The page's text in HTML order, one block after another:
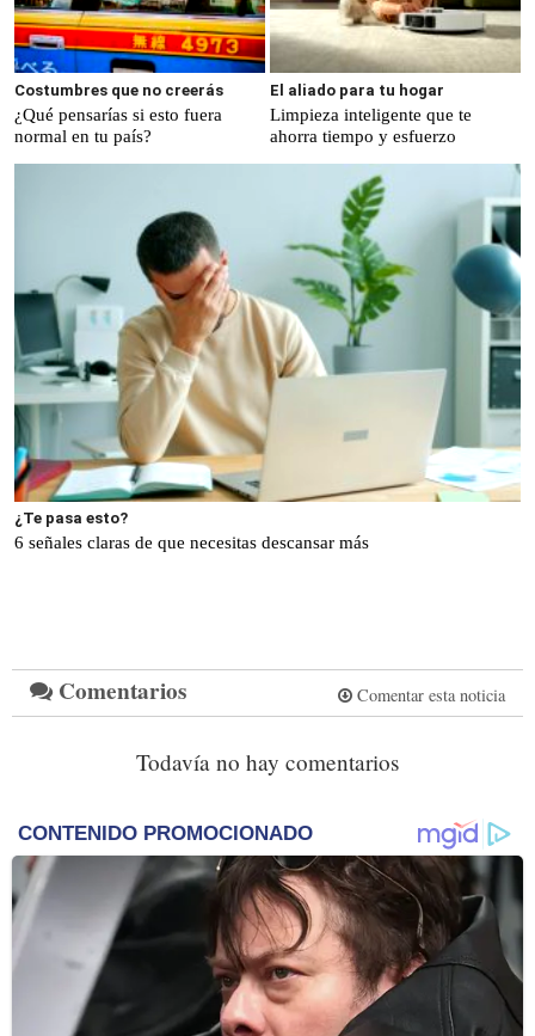
Costumbres que no creerás
¿Qué pensarías si esto fuera
normal en tu país?
El aliado para tu hogar
Limpieza inteligente que te
ahorra tiempo y esfuerzo
¿Te pasa esto?
6 señales claras de que necesitas descansar más
Comentarios Comentar esta noticia
Todavía no hay comentarios